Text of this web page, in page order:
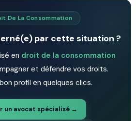
De La Consommation
par cette situation ?
en droit de la consommation
et défendre vos droits.
profil en quelques clics.
un avocat spécialisé →